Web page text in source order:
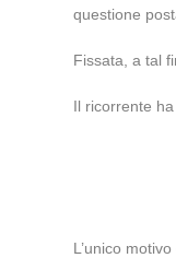
questione
Fissata, a tal
Il ricorrente
L’unico